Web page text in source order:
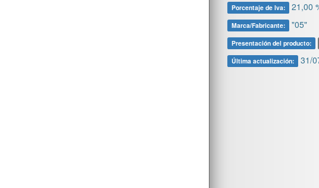
Porcentaje de Iva: 21,00
Marca/Fabricante: "05"
Presentación del producto:
Última actualización:
31/